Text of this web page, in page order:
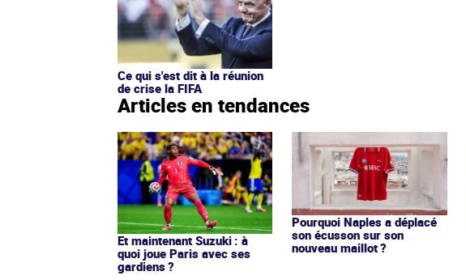
Ce qui s'est dit à la réunion
de crise la FIFA
Articles en tendances
Et maintenant Suzuki : à
quoi joue Paris avec ses
gardiens ?
Pourquoi Naples a déplacé
son écusson sur son
nouveau maillot ?